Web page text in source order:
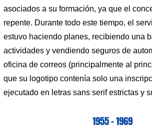
asociados a su formación, ya que el
repente. Durante todo este tiempo, el
estuvo haciendo planes, recibiendo una
actividades y vendiendo seguros de
oficina de correos (principalmente al
que su logotipo contenía solo una
ejecutado en letras sans serif estrictas y
1955 – 1969